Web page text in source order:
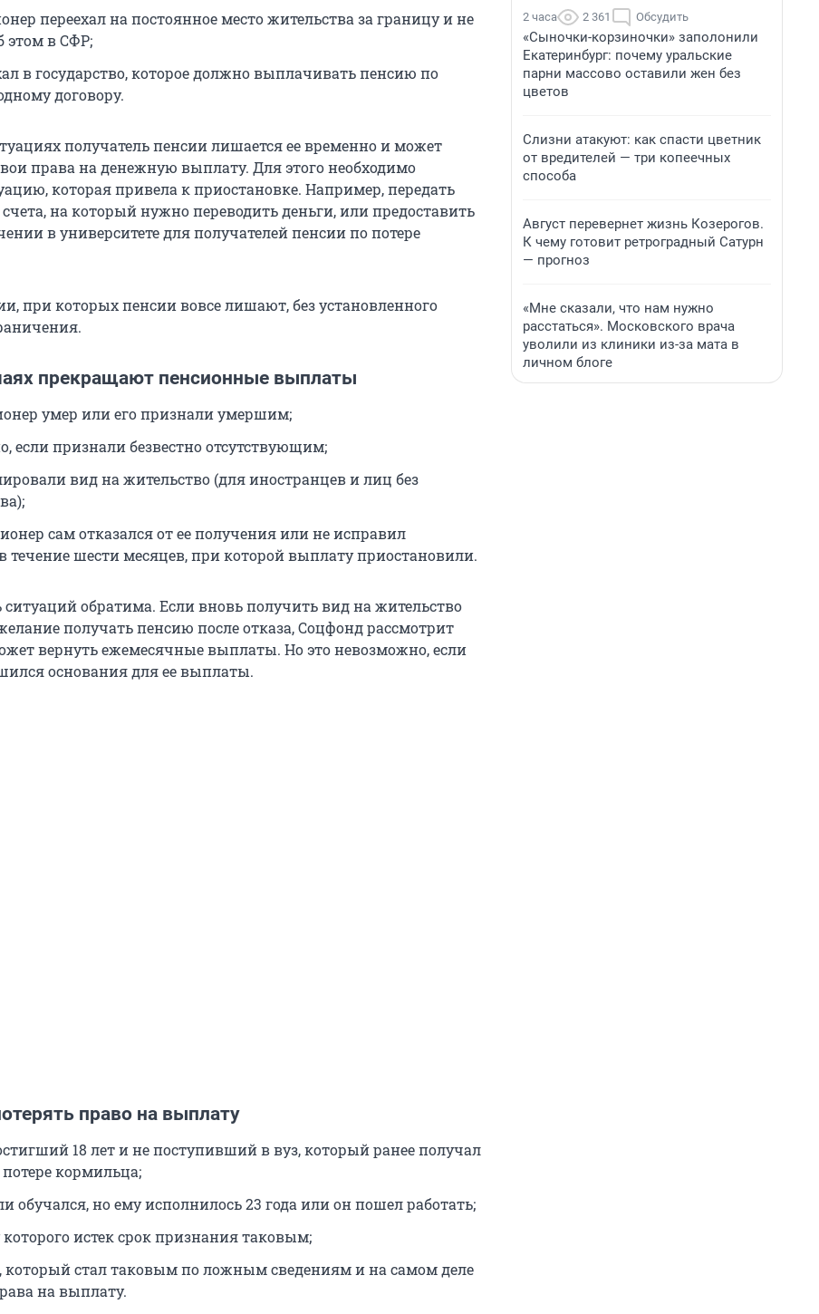
переехал на постоянное место жительства за границу и не
этом в СФР;
в государство, которое должно выплачивать пенсию по
договору.
получатель пенсии лишается ее временно и может
права на денежную выплату. Для этого необходимо
которая привела к приостановке. Например, передать
на который нужно переводить деньги, или предоставить
в университете для получателей пенсии по потере
при которых пенсии вовсе лишают, без установленного
прекращают пенсионные выплаты
умер или его признали умершим;
если признали безвестно отсутствующим;
вид на жительство (для иностранцев и лиц без
сам отказался от ее получения или не исправил
течение шести месяцев, при которой выплату приостановили.
ситуаций обратима. Если вновь получить вид на жительство
получать пенсию после отказа, Соцфонд рассмотрит
вернуть ежемесячные выплаты. Но это невозможно, если
основания для ее выплаты.
право на выплату
18 лет и не поступивший в вуз, который ранее получал
кормильца;
обучался, но ему исполнилось 23 года или он пошел работать;
истек срок признания таковым;
который стал таковым по ложным сведениям и на самом деле
на выплату.
2 часа 2 361 Обсудить
«Сыночки-корзиночки» заполонили
Екатеринбург: почему уральские
парни массово оставили жен без
цветов
Слизни атакуют: как спасти цветник
от вредителей — три копеечных
способа
Август перевернет жизнь Козерогов.
К чему готовит ретроградный Сатурн
— прогноз
«Мне сказали, что нам нужно
расстаться». Московского врача
уволили из клиники из-за мата в
личном блоге